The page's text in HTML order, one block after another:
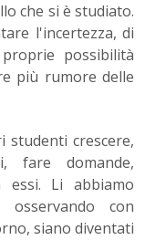
che si è studiato.
l'incertezza, di
possibilità
più rumore delle
crescere,
fare domande,
Li abbiamo
osservando con
siano diventati